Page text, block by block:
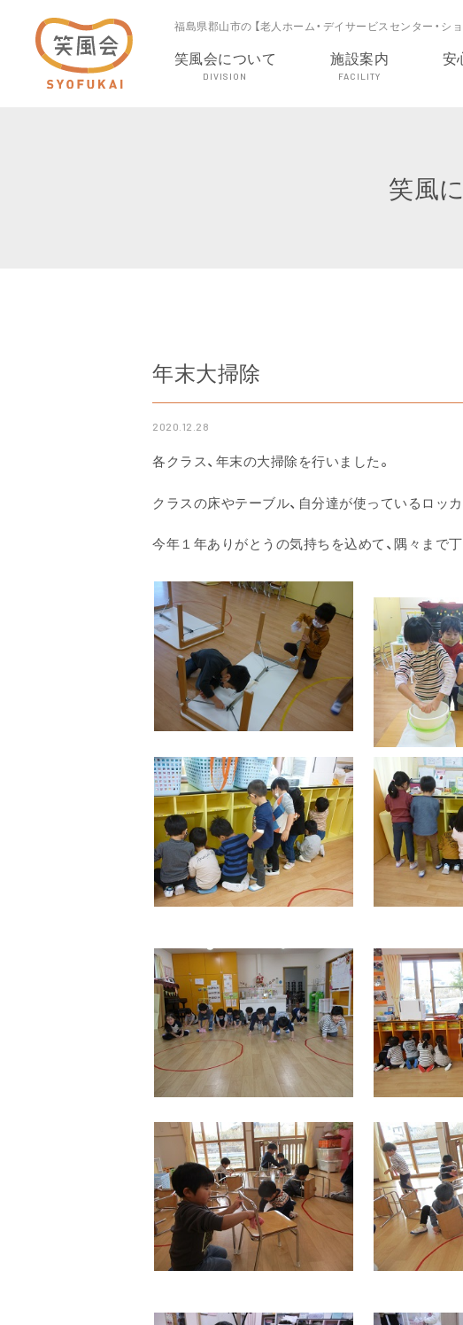
福島県郡山市の 【老人ホーム・デイサービスセンター・
笑風会について
DIVISION
施設案内
FACILITY
安
笑風
年末大掃除
2020.12.28
各クラス、年末の大掃除を行いました。
クラスの床やテーブル、自分達が使っているロッ
今年１年ありがとうの気持ちを込めて、隅々まで